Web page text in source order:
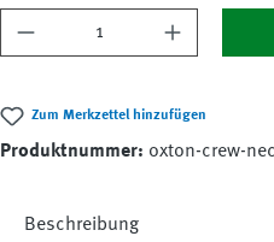
Produkt Anzahl:
Zum Merkzettel hinzufügen
Produktnummer: oxton-crew-
Beschreibung